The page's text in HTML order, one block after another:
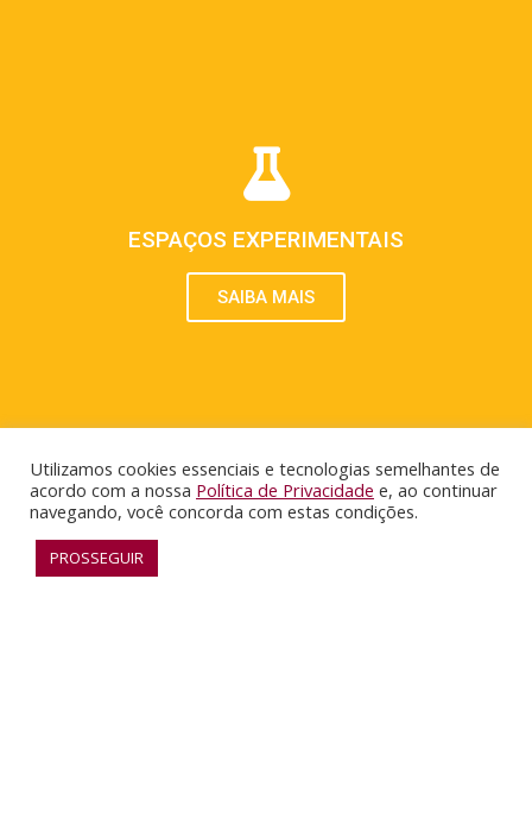
ESPAÇOS EXPERIMENTAIS
SAIBA MAIS
Utilizamos cookies essenciais e tecnologias semelhantes de
acordo com a nossa Política de Privacidade e, ao continuar
navegando, você concorda com estas condições.
PROSSEGUIR